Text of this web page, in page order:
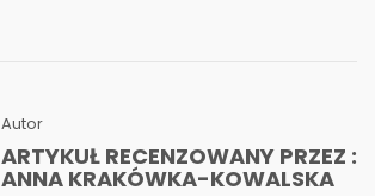
Autor
ARTYKUŁ RECENZOWANY PRZEZ :
ANNA KRAKÓWKA-KOWALSKA